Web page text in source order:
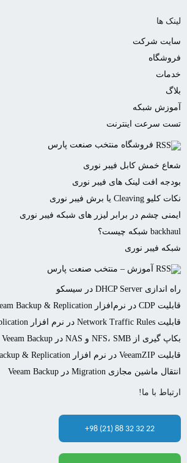
لینک ها
سایت شرکت
فروشگاه
خدمات
بلاگ
آموزش شبکه
تست سرعت اینترنت
فروشگاه منتخب صنعت پارس
شعاع خمش کابل فیبر نوری
بودجه افت لینک های فیبر نوری
نکات کلیو Cleaving یا برش فیبر نوری
ایمنی چشم در برابر لیزر های شبکه فیبر نوری
backhaul شبکه چیست؟
شبکه فیبر نوری
آموزش – منتخب صنعت پارس
راه اندازی DHCP Server در سیسکو
قابلیت CDP در نرم‌افزار Veeam Backup & Replication
قابلیت Network Traffic Rules در نرم افزار Veeam Backup & Replication
بکاپ گیری از NFS، SMB و NAS در Veeam Backup
قابلیت VeeamZIP در نرم افزار Veeam Backup & Replication
انتقال ماشین مجازی Migration در Veeam Backup
ارتباط با ما!
+98 (21) 88 32 32 22